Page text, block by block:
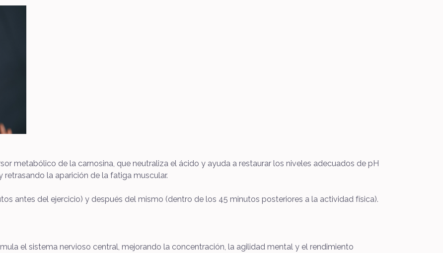
metabólico de la carnosina, que neutraliza el ácido y ayuda a restaurar los niveles adecuados de pH
la aparición de la fatiga muscular.
antes del ejercicio) y después del mismo (dentro de los 45 minutos posteriores a la actividad física).
el sistema nervioso central, mejorando la concentración, la agilidad mental y el rendimiento